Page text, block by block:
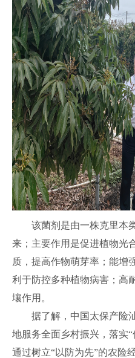
该菌剂是由一株克里本类
来；主要作用是促进植物光
质，提高作物萌芽率；能增
利于防控多种植物病害；高
壤作用。
据了解，中国太保产险汕
地服务全面乡村振兴，落实
通过树立“以防为先”的农险